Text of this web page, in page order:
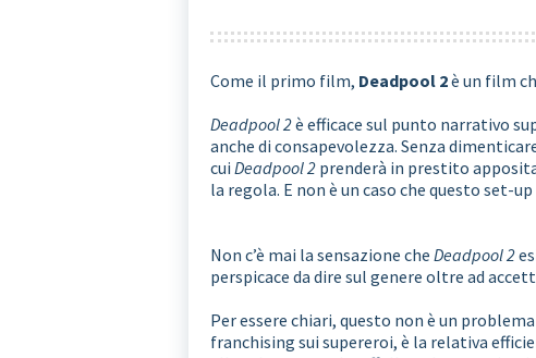
Come il primo film, Deadpool 2è un film
Deadpool 2è efficace sul punto narrativo
anche di consapevolezza. Senza
cuiDeadpool 2 prenderà in prestito
la regola. E non è un caso che questo set-
Non c’è mai la sensazione cheDeadpool 2
perspicace da dire sul genere oltre ad
Per essere chiari, questo non è un
franchising sui supereroi, è la relativa